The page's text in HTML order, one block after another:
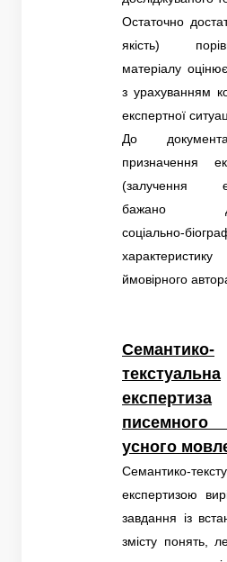
Остаточно
якість)
матеріалу
з урахуванням
експертної
До
призначення
(залучення
бажано
соціально-
характеристику
ймовірного
Семантико-
текстуальна
експертиза
усного
Семантико-
експертизою
завдання із
змісту понять,